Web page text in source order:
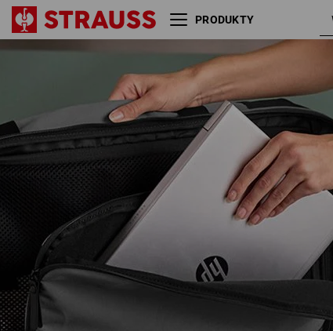
PRODUKTY
Walizka podręczna na kółkach